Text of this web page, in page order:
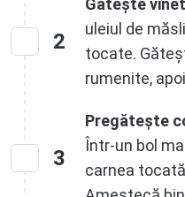
2
uleiul de
tocate.
rumenite,
3
Pregătește
Într-un bol
carnea